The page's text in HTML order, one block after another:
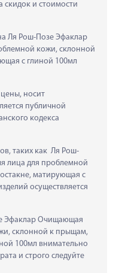
скидок и стоимости
Ля Рош-Позе Эфаклар
кожи, склонной
с глиной 100мл
носит
публичной
кодекса
таких как  Ля Рош-
лица для проблемной
матирующая с
осуществляется
Эфаклар Очищающая
склонной к прыщам,
100мл внимательно
и строго следуйте